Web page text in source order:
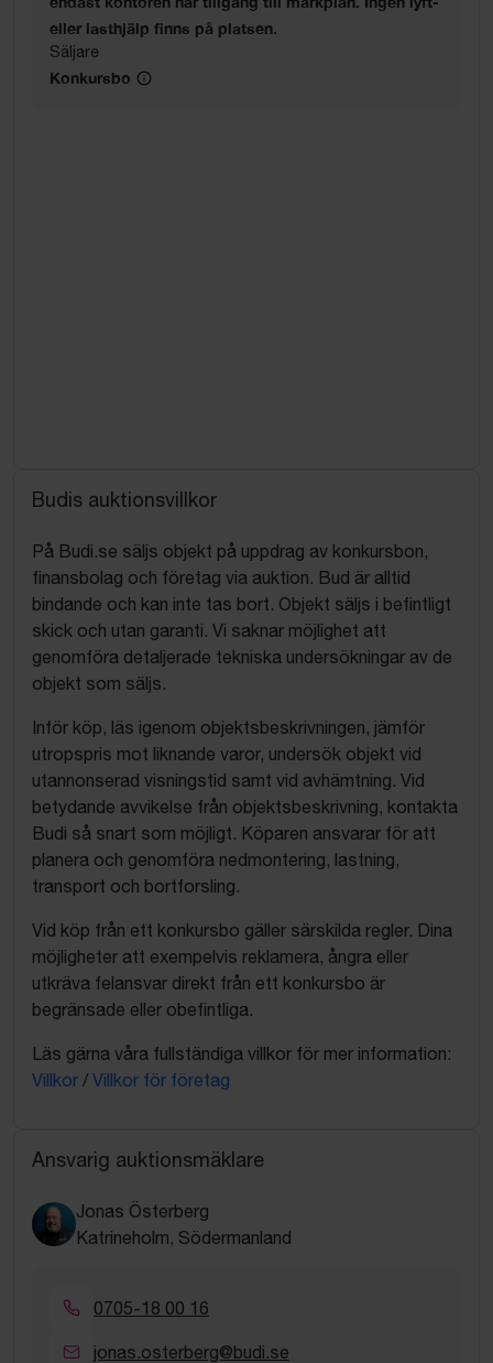
eller lasthjälp finns på platsen.
Säljare
Konkursbo
Budis auktionsvillkor
På Budi.se säljs objekt på uppdrag av konkursbon,
finansbolag och företag via auktion. Bud är alltid
bindande och kan inte tas bort. Objekt säljs i befintligt
skick och utan garanti. Vi saknar möjlighet att
genomföra detaljerade tekniska undersökningar av de
objekt som säljs.
Inför köp, läs igenom objektsbeskrivningen, jämför
utropspris mot liknande varor, undersök objekt vid
utannonserad visningstid samt vid avhämtning. Vid
betydande avvikelse från objektsbeskrivning, kontakta
Budi så snart som möjligt. Köparen ansvarar för att
planera och genomföra nedmontering, lastning,
transport och bortforsling.
Vid köp från ett konkursbo gäller särskilda regler. Dina
möjligheter att exempelvis reklamera, ångra eller
utkräva felansvar direkt från ett konkursbo är
begränsade eller obefintliga.
Läs gärna våra fullständiga villkor för mer information:
Villkor / Villkor för företag
Ansvarig auktionsmäklare
Jonas Österberg
Katrineholm, Södermanland
0705-18 00 16
jonas.osterberg@budi.se